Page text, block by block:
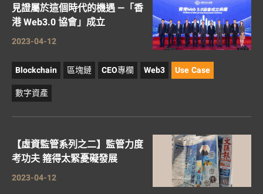
見證屬於這個時代的機遇 —「香
港 Web3.0 協會」成立
2023-04-12
Blockchain 區塊鏈 CEO專欄 Web3
Use Case
數字資產
【虛資監管系列之二】監管力度
考功夫 箍得太緊憂礙發展
2023-04-12